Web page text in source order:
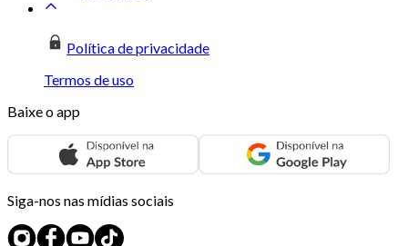
Política de privacidade
Termos de uso
Baixe o app
Siga-nos nas mídias sociais